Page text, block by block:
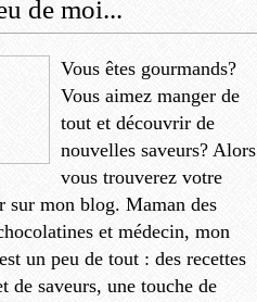
de moi...
Vous êtes gourmands?
Vous aimez manger de
tout et découvrir de
nouvelles saveurs? Alors
vous trouverez votre
sur mon blog. Maman des
et médecin, mon
un peu de tout : des recettes
de saveurs, une touche de